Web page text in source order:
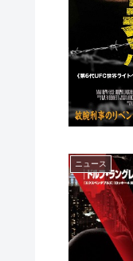
ニュース